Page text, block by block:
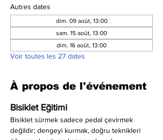
Autres dates
dim. 09 août, 13:00
sam. 15 août, 13:00
dim. 16 août, 13:00
Voir toutes les 27 dates
À propos de l'événement
Bisiklet Eğitimi
Bisiklet sürmek sadece pedal çevirmek
değildir; dengeyi kurmak, doğru teknikleri